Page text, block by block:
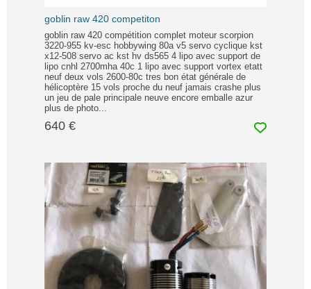
goblin raw 420 competiton
goblin raw 420 compétition complet moteur scorpion
3220-955 kv-esc hobbywing 80a v5 servo cyclique kst
x12-508 servo ac kst hv ds565 4 lipo avec support de
lipo cnhl 2700mha 40c 1 lipo avec support vortex etatt
neuf deux vols 2600-80c tres bon état générale de
hélicoptère 15 vols proche du neuf jamais crashe plus
un jeu de pale principale neuve encore emballe azur
plus de photo...
640 €